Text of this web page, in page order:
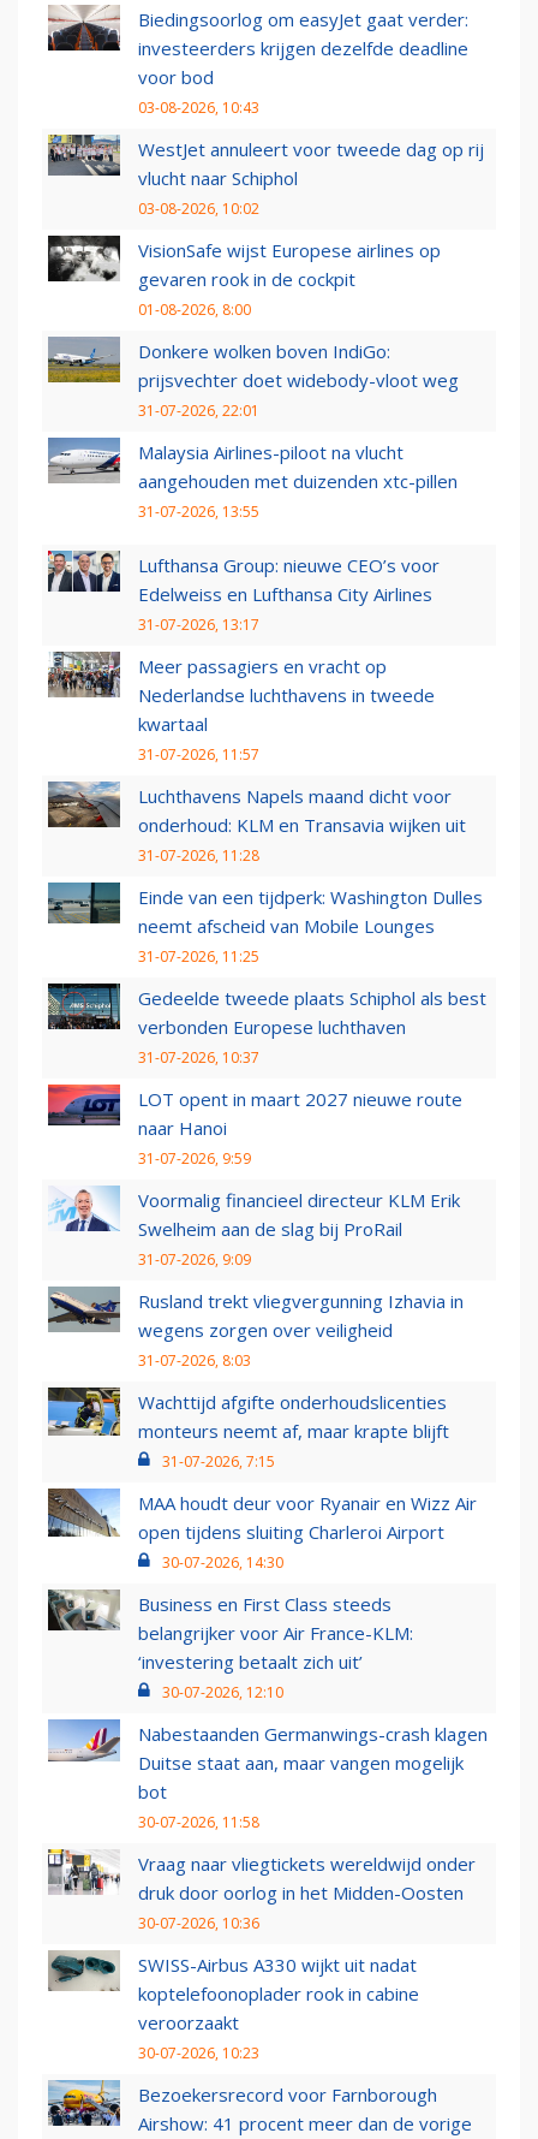
Biedingsoorlog om easyJet gaat verder:
investeerders krijgen dezelfde deadline
voor bod
03-08-2026, 10:43
WestJet annuleert voor tweede dag op rij
vlucht naar Schiphol
03-08-2026, 10:02
VisionSafe wijst Europese airlines op
gevaren rook in de cockpit
01-08-2026, 8:00
Donkere wolken boven IndiGo:
prijsvechter doet widebody-vloot weg
31-07-2026, 22:01
Malaysia Airlines-piloot na vlucht
aangehouden met duizenden xtc-pillen
31-07-2026, 13:55
Lufthansa Group: nieuwe CEO’s voor
Edelweiss en Lufthansa City Airlines
31-07-2026, 13:17
Meer passagiers en vracht op
Nederlandse luchthavens in tweede
kwartaal
31-07-2026, 11:57
Luchthavens Napels maand dicht voor
onderhoud: KLM en Transavia wijken uit
31-07-2026, 11:28
Einde van een tijdperk: Washington Dulles
neemt afscheid van Mobile Lounges
31-07-2026, 11:25
Gedeelde tweede plaats Schiphol als best
verbonden Europese luchthaven
31-07-2026, 10:37
LOT opent in maart 2027 nieuwe route
naar Hanoi
31-07-2026, 9:59
Voormalig financieel directeur KLM Erik
Swelheim aan de slag bij ProRail
31-07-2026, 9:09
Rusland trekt vliegvergunning Izhavia in
wegens zorgen over veiligheid
31-07-2026, 8:03
Wachttijd afgifte onderhoudslicenties
monteurs neemt af, maar krapte blijft
31-07-2026, 7:15
MAA houdt deur voor Ryanair en Wizz Air
open tijdens sluiting Charleroi Airport
30-07-2026, 14:30
Business en First Class steeds
belangrijker voor Air France-KLM:
‘investering betaalt zich uit’
30-07-2026, 12:10
Nabestaanden Germanwings-crash klagen
Duitse staat aan, maar vangen mogelijk
bot
30-07-2026, 11:58
Vraag naar vliegtickets wereldwijd onder
druk door oorlog in het Midden-Oosten
30-07-2026, 10:36
SWISS-Airbus A330 wijkt uit nadat
koptelefoonoplader rook in cabine
veroorzaakt
30-07-2026, 10:23
Bezoekersrecord voor Farnborough
Airshow: 41 procent meer dan de vorige